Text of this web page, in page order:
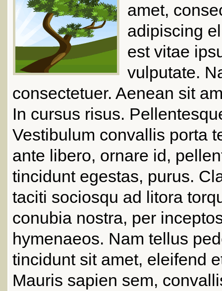
amet,
adipiscing
est vitae
vulputate.
consectetuer. Aenean sit
In cursus risus.
Vestibulum convallis porta
ante libero, ornare id,
tincidunt egestas, purus.
taciti sociosqu ad litora
conubia nostra, per
hymenaeos. Nam tellus
tincidunt sit amet, eleifend
Mauris sapien sem,